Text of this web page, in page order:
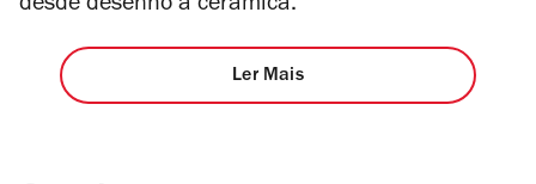
desde desenho a cerâmica.
Ler Mais